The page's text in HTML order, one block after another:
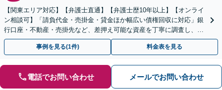
【関東エリア対応】【弁護士直通】【弁護士歴10年以上】【オンライ
ン相談可】「請負代金・売掛金・貸金ほか幅広い債権回収に対応」銀
行口座・不動産・売掛先など、差押え可能な資産を丁寧に調査し、効
果的な手続きを選択します【休日・夜間相談可】
事例を見る(1件) 料金表を見る
電話でお問い合わせ メールでお問い合わせ